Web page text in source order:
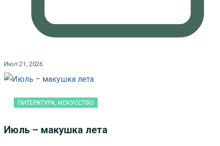
Июл 21, 2026
ЛИТЕРАТУРА, ИСКУCСТВО
Июль – макушка лета